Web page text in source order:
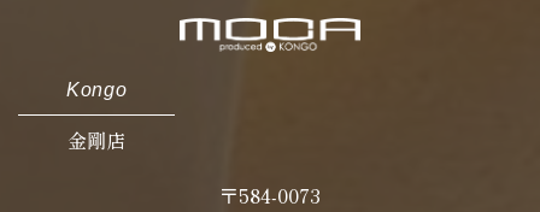
Kongo
金剛店
〒584-0073